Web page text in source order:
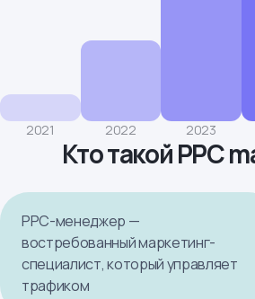
2021 2022 2023
Кто такой PPC
PPC-менеджер —
востребованный маркетинг-
специалист, который управляет
трафиком